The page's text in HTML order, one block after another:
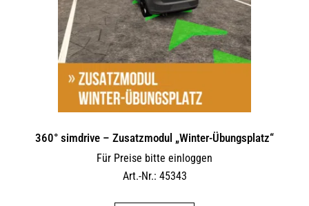
360° simdrive – Zusatzmodul „Winter-Übungsplatz“
Für Preise bitte einloggen
Art.-Nr.: 45343